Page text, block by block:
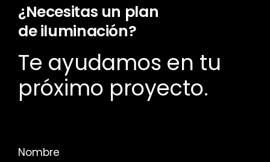
¿Necesitas un plan
de iluminación?
Te ayudamos en tu
próximo proyecto.
Nombre